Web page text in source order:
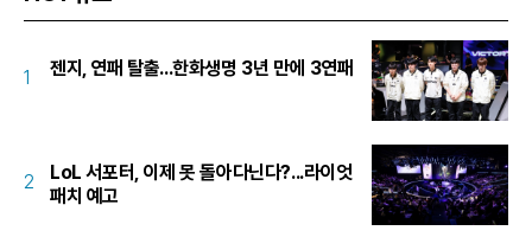
1 젠지, 연패 탈출...한화생명 3년 만에 3연패
2
LoL 서포터, 이제 못 돌아다닌다?...라이엇
패치 예고